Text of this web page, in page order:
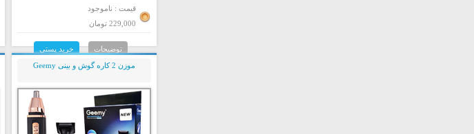
قیمت : ناموجود
229,000 تومان
توضیحات خرید پستی
موزن 2 کاره گوش و بینی Geemy